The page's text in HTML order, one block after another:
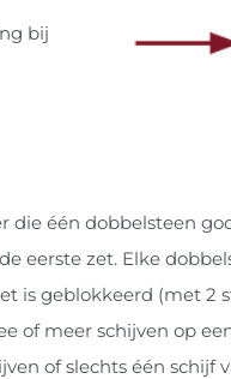
bij
die één dobbelsteen
eerste zet. Elke
is geblokkeerd (met 2
of meer schijven op
of slechts één schijf